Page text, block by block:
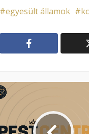
egyesült államok